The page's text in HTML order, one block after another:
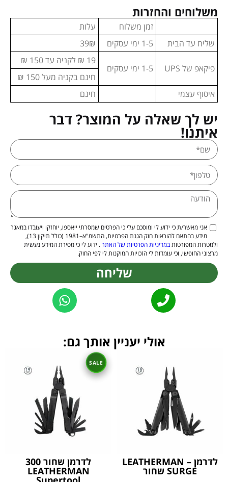
משלוחים והחזרות
זמן משלוח
עלות
שליח עד הבית
1-5 ימי עסקים 39₪
פיקאפ של UPS 1-5 ימי עסקים
19 ₪ לקניה עד 150 ₪
חינם בקניה מעל 150 ₪
איסוף עצמי
חינם
יש לך שאלה על המוצר? דבר
איתנו!
אני מאשר/ת כי ידוע לי ומוסכם עלי כי הפרטים שמסרתי ייאספו, יוחזקו ויעובדו במאגר
מידע בהתאם להוראות חוק הגנת הפרטיות, התשמ"א–1981 (כולל תיקון 13),
ולמטרות המפורטותבמדיניות הפרטיות של האתר. ידוע לי כי מסירת המידע נעשית
מרצוני החופשי, וכי עומדות לי הזכויות המוקנות לי לפי החוק.
שליחה
אולי יעניין אותך גם:
לדרמן – LEATHERMAN
SURGE שחור
לדרמן שחור 300
LEATHERMAN